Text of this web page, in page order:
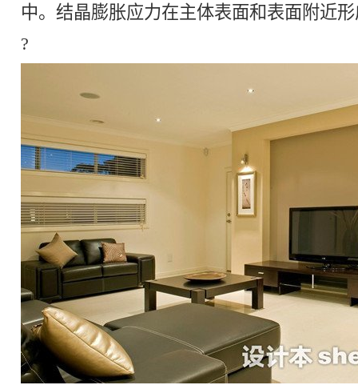
中。结晶膨胀应力在主体表面和表面附近
?